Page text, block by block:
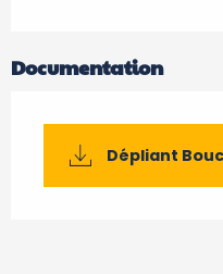
Documentation
Dépliant